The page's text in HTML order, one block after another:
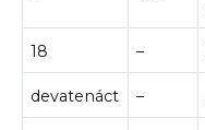
18 –
devatenáct –